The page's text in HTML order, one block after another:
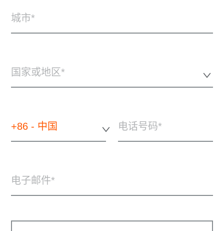
城市
国家或地区*
+86 - 中国 电话号码
电子邮件